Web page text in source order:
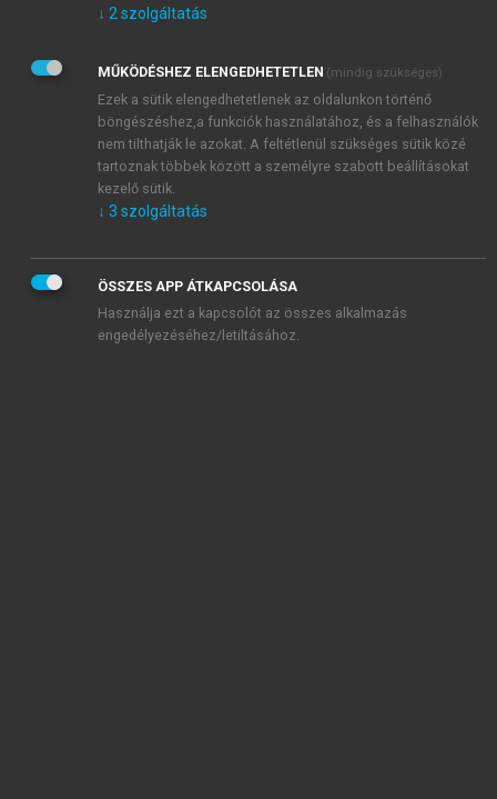
Kérek értesítést az Akadémiai Kiadó Zrt. újdonságairól,
Adatkezelési tájékoztatóbanfoglaltakat tudomásul
veszem és elfogadom.
Általános vásárlási feltételeket, valamint a szotar.netés a
mersz.huoldalak licencszerződéseiben foglaltakat
tudomásul veszem és elfogadom.
KIPRÓBÁLOM
↓ 2 szolgáltatás
MŰKÖDÉSHEZ ELENGEDHETETLEN (mindig szükséges)
Ezek a sütik elengedhetetlenek az oldalunkon történő
böngészéshez,a funkciók használatához, és a felhasználók
nem tilthatják le azokat. A feltétlenül szükséges sütik közé
tartoznak többek között a személyre szabott beállításokat
kezelő sütik.
↓ 3 szolgáltatás
ÖSSZES APP ÁTKAPCSOLÁSA
Használja ezt a kapcsolót az összes alkalmazás
engedélyezéséhez/letiltásához.